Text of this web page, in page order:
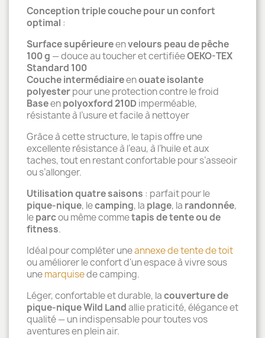
Conception triple couche pour un confort
optimal :
Surface supérieureenvelours peau de pêche
100 g — douce au toucher et certifiéeOEKO-TEX
Standard 100
Couche intermédiaireenouate isolante
polyesterpour une protection contre le froid
Baseenpolyoxford 210D imperméable,
résistante à l’usure et facile à nettoyer
Grâce à cette structure, le tapis offre une
excellente résistance à l’eau, à l’huile et aux
taches, tout en restant confortable pour s’asseoir
ou s’allonger.
Utilisation quatre saisons : parfait pour le
pique-nique, lecamping, la plage, la randonnée,
leparcou même commetapis de tente ou de
fitness.
Idéal pour compléter uneannexe de tente de toit
ou améliorer le confort d'un espace à vivre sous
unemarquisede camping.
Léger, confortable et durable, lacouverture de
pique-nique Wild Landallie praticité, élégance et
qualité — un indispensable pour toutes vos
aventures en plein air.